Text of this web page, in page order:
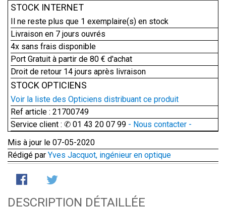
STOCK INTERNET
Il ne reste plus que 1 exemplaire(s) en stock
Livraison en 7 jours ouvrés
4x sans frais disponible
Port Gratuit à partir de 80 € d'achat
Droit de retour 14 jours après livraison
STOCK OPTICIENS
Voir la liste des Opticiens distribuant ce produit
Ref article : 21700749
Service client : ✆ 01 43 20 07 99 - Nous contacter -
Mis à jour le 07-05-2020
Rédigé par Yves Jacquot, ingénieur en optique
DESCRIPTION DÉTAILLÉE